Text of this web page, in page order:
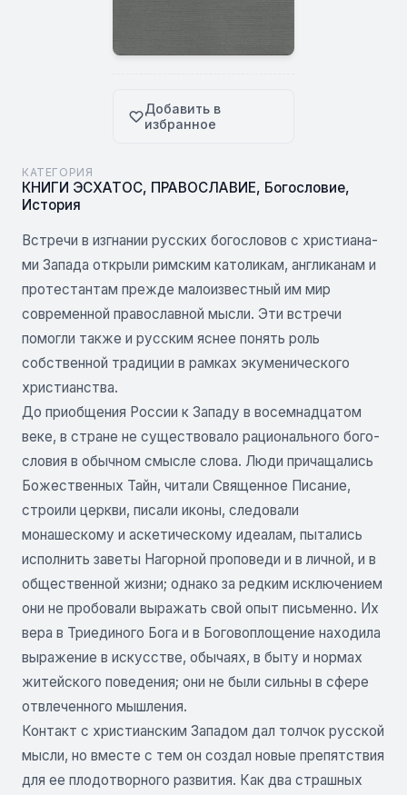
Добавить в
избранное
КАТЕГОРИЯ
КНИГИ ЭСХАТОС, ПРАВОСЛАВИЕ, Богословие,
История
Встречи в изгнании русских богословов с христиана­
ми Запада открыли римским католикам, англиканам и
протестантам прежде малоизвестный им мир
современ­ной православной мысли. Эти встречи
помогли также и русским яснее понять роль
собственной традиции в рамках экуменического
христианства.
До приобщения России к Западу в восемнадцатом
веке, в стране не существовало рационального бого­
словия в обычном смысле слова. Люди причащались
Божественных Тайн, читали Священное Писание,
строили церкви, писали иконы, следовали
монашескому и аскетическому идеалам, пытались
исполнить заветы Нагорной проповеди и в личной, и в
общественной жизни; однако за редким исключением
они не пробо­вали выражать свой опыт письменно. Их
вера в Триеди­ного Бога и в Боговоплощение находила
выражение в искусстве, обычаях, в быту и нормах
житейского поведения; они не были сильны в сфере
отвлеченного мышления.
Контакт с христианским Западом дал толчок русской
мысли, но вместе с тем он создал новые препятствия
для ее плодотворного развития. Как два страшных